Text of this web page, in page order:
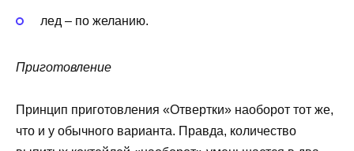
лед – по желанию.
Приготовление
Принцип приготовления «Отвертки» наоборот тот же,
что и у обычного варианта. Правда, количество